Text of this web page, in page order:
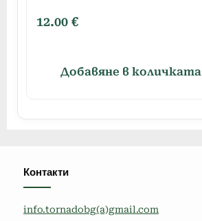
12.00 €
Добавяне в количката
Контакти
info.tornadobg(a)gmail.com